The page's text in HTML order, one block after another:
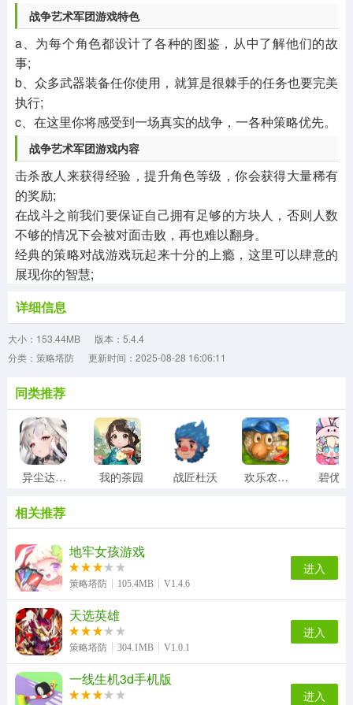
战争艺术军团游戏特色
a、为每个角色都设计了各种的图鉴，从中了解他们的故
事;
b、众多武器装备任你使用，就算是很棘手的任务也要完美
执行;
c、在这里你将感受到一场真实的战争，一各种策略优先。
战争艺术军团游戏内容
击杀敌人来获得经验，提升角色等级，你会获得大量稀有
的奖励;
在战斗之前我们要保证自己拥有足够的方块人，否则人数
不够的情况下会被对面击败，再也难以翻身。
经典的策略对战游戏玩起来十分的上瘾，这里可以肆意的
展现你的智慧;
详细信息
大小：153.44MB
版本：5.4.4
分类：策略塔防
更新时间：2025-08-28 16:06:11
同类推荐
异尘达米拉 我的茶园 战匠杜沃 欢乐农场2中文版
相关推荐
地牢女孩游戏
策略塔防 105.4MB V1.4.6
进入
天选英雄
策略塔防 304.1MB V1.0.1
进入
一线生机3d手机版
进入